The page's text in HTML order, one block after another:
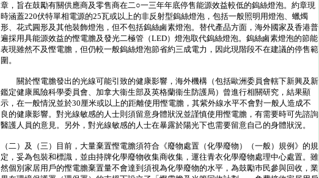
章，旨在鼓勵有關供應商及零售商在二○一三年年底停售能源效益較低的鎢絲燈泡。約章現
時涵蓋220伏特單相電源的25瓦或以上的非反射型鎢絲燈泡，包括一般照明用燈泡、蠟燭
形、花式圓形及其他裝飾燈泡，但不包括鎢絲鹵素燈泡。替代產品方面，海外國家及香港普
遍採用具能源效益的慳電膽及發光二極管（LED）燈泡取代鎢絲燈泡。鎢絲鹵素燈泡的節能
表現雖然不及慳電膽，但仍較一般鎢絲燈泡節省約三成電力，因此現階段不在建議的停售範
圍。
關於慳電膽發出的光線可能引致的健康影響，海外機構（包括歐洲委員會轄下新興及新
鑑定健康風險科學委員會、加拿大衞生部及英格蘭衞生防護局）曾進行相關研究，結果顯
示，在一般情況並於30厘米或以上的距離使用慳電膽，其紫外線水平不會對一般人造成不
良的健康影響。對光線敏感的人士則須留意身體狀況並謹慎使用慳電膽，有需要時可先諮詢
醫護人員的意見。另外，對光線敏感的人士在暴露於陽光下也需要留意自己的身體狀況。
（二）及（三）目前，大量棄置慳電膽須符合《廢物處置（化學廢物）（一般）規例》的規
定，妥為包裝和標識，並由持牌化學廢物收集商收集，運往青衣化學廢物處理中心處置。雖
然個別家居用戶的慳電膽棄置量不會達到須視為化學廢物的水平，為鼓勵巿民參與回收，業